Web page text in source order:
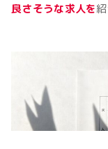
良さそうな求人を